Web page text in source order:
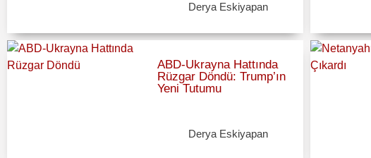
Derya Eskiyapan
ABD-Ukrayna Hattında
Rüzgar Döndü: Trump’ın
Yeni Tutumu
Derya Eskiyapan